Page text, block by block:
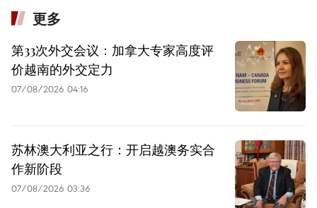
更多
第33次外交会议：加拿大专家高度评
价越南的外交定力
07/08/2026 04:16
苏林澳大利亚之行：开启越澳务实合
作新阶段
07/08/2026 03:36